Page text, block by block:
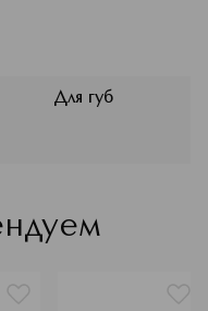
— превратить
для каждого
Для губ